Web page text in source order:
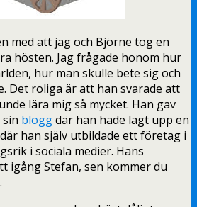
med att jag och Björne tog en
hösten. Jag frågade honom hur
hur man skulle bete sig och
Det roliga är att han svarade att
lära mig så mycket. Han gav
bloggdär han hade lagt upp en
han själv utbildade ett företag i
i sociala medier. Hans
igång Stefan, sen kommer du